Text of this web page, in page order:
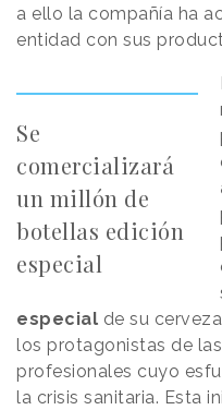
a ello la compañía ha
entidad con sus
Se
comercializará
un millón de
botellas edición
especial
especial de su cerveza
los protagonistas de
profesionales cuyo
la crisis sanitaria. Esta